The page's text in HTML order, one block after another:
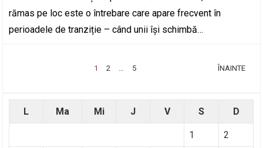
rămas pe loc este o întrebare care apare frecvent în
perioadele de tranziție – când unii își schimbă…
1 2 … 5 ÎNAINTE
L Ma Mi J V S D
1 2